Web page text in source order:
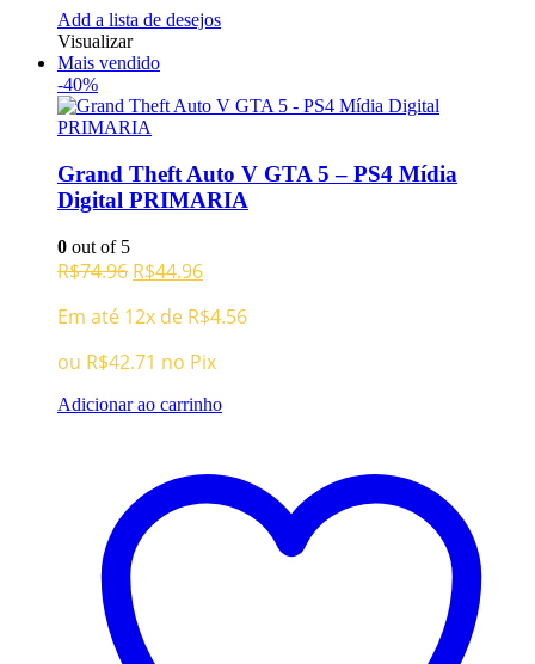
Add a lista de desejos
Visualizar
Mais vendido
-40%
Grand Theft Auto V GTA 5 – PS4 Mídia
Digital PRIMARIA
0 out of 5
R$74.96 O
original
era:
R$74.96.
R$44.96O
atual
é:
R$44.96.
Em até 12x de R$4.56
ou R$42.71 no Pix
Adicionar ao carrinho